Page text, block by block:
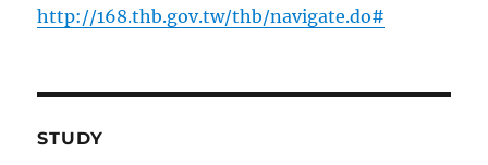
http://168.thb.gov.tw/thb/navigate.do#
STUDY